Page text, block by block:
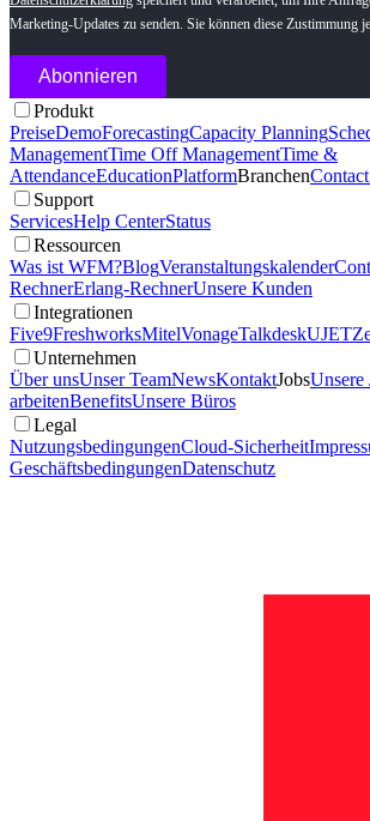
Marketing-Updates zu senden. Sie können diese Zustimmung
Produkt
PreiseDemoForecastingCapacity Planning
ManagementTime Off ManagementTime &
AttendanceEducationPlatformBranchen
Support
ServicesHelp CenterStatus
Ressourcen
Was ist WFM?BlogVeranstaltungskalender
RechnerErlang-RechnerUnsere Kunden
Integrationen
Five9FreshworksMitelVonageTalkdeskUJET
Unternehmen
Über unsUnser TeamNewsKontaktJobsUnsere
arbeitenBenefitsUnsere Büros
Legal
NutzungsbedingungenCloud-Sicherheit
GeschäftsbedingungenDatenschutz